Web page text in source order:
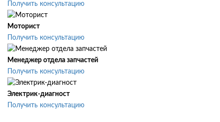
Получить консультацию
Моторист
Получить консультацию
Менеджер отдела запчастей
Получить консультацию
Электрик-диагност
Получить консультацию